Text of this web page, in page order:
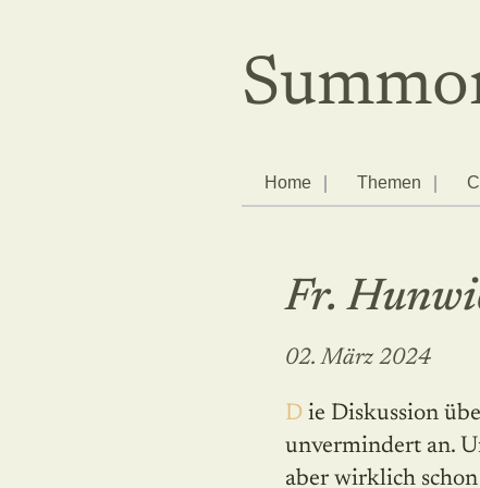
Home Themen
Fr.
02. März 2024
Die Diskussion über „Fiducia Supplicans“ hält
unvermindert an.
aber wirklich